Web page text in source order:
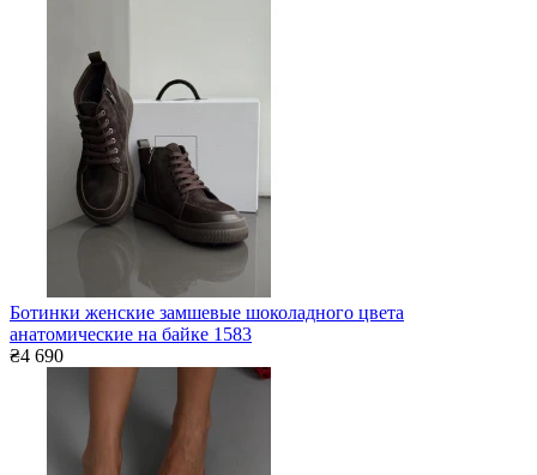
Ботинки женские замшевые шоколадного цвета
анатомические на байке 1583
₴4 690